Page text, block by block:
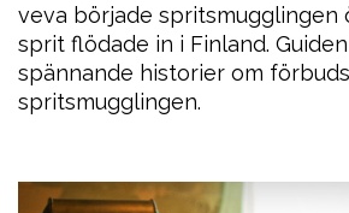
veva började spritsmugglingen
sprit flödade in i Finland.
spännande historier om
spritsmugglingen.